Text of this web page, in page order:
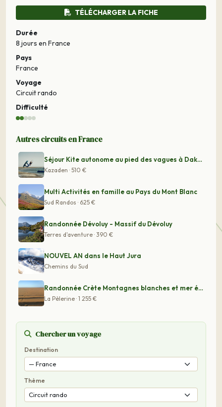
TÉLÉCHARGER LA FICHE
Durée
8 jours en France
Pays
France
Voyage
Circuit rando
Difficulté
Autres circuits en France
Séjour Kite autonome au pied des vagues à Dakhla
Kazaden · 510 €
Multi Activités en famille au Pays du Mont Blanc
Sud Randos · 625 €
Randonnée Dévoluy - Massif du Dévoluy
Terres d'aventure · 390 €
NOUVEL AN dans le Haut Jura
Chemins du Sud
Randonnée Crète Montagnes blanches et mer émeraude
La Pèlerine · 1 255 €
Chercher un voyage
Destination
Thème